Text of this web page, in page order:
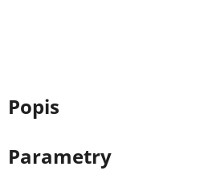
Popis
Parametry